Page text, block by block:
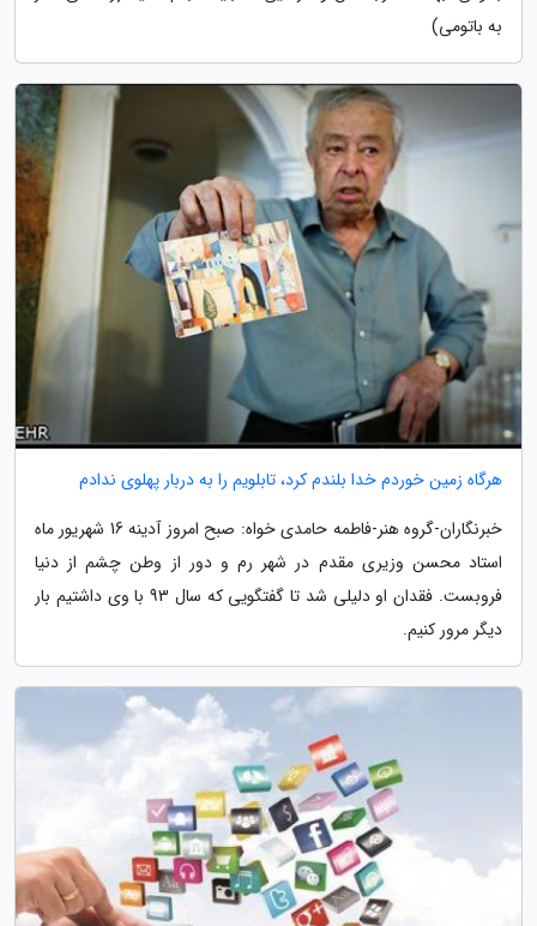
به باتومی)
هرگاه زمین خوردم خدا بلندم کرد، تابلویم را به دربار پهلوی ندادم
خبرنگاران-گروه هنر-فاطمه حامدی خواه: صبح امروز آدینه 16 شهریور ماه
استاد محسن وزیری مقدم در شهر رم و دور از وطن چشم از دنیا
فروبست. فقدان او دلیلی شد تا گفتگویی که سال 93 با وی داشتیم بار
دیگر مرور کنیم.